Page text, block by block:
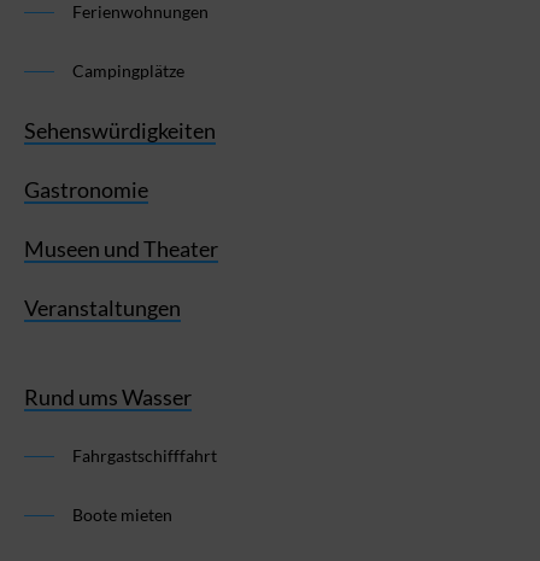
Ferienwohnungen
Campingplätze
Sehenswürdigkeiten
Gastronomie
Museen und Theater
Veranstaltungen
Rund ums Wasser
Fahrgastschifffahrt
Boote mieten